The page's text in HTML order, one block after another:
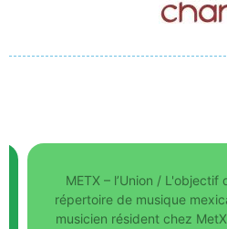
METX – l’Union / L'objectif
répertoire de musique
musicien résident chez MetX.